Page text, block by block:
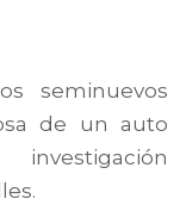
seminuevos
de un auto